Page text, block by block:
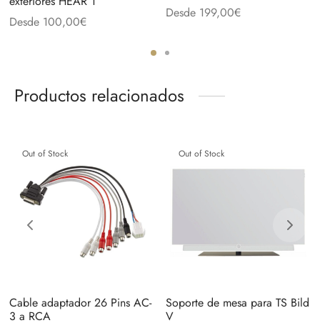
Desde 100,00€
Desde 199,00€
Productos relacionados
Out of Stock
Cable adaptador 26 Pins AC-
3 a RCA
Out of Stock
Soporte de mesa para TS Bild
V